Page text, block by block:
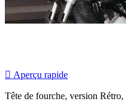
 Aperçu rapide
Tête de fourche, version